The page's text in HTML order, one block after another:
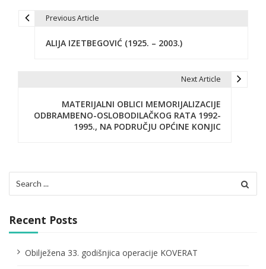
i
g
a
Previous Article
ALIJA IZETBEGOVIĆ (1925. – 2003.)
Next Article
MATERIJALNI OBLICI MEMORIJALIZACIJE
ODBRAMBENO-OSLOBODILAČKOG RATA 1992-
1995., NA PODRUČJU OPĆINE KONJIC
for:
Recent Posts
Obilježena 33. godišnjica operacije KOVERAT